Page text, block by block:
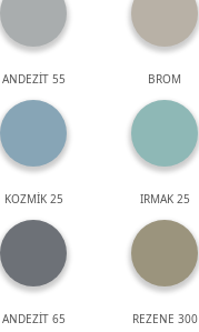
ANDEZİT 55 BROM
KOZMİK 25 IRMAK 25
ANDEZİT 65 REZENE 300